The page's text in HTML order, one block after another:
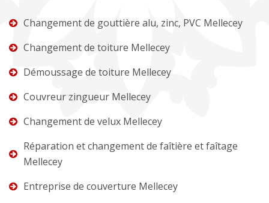
Changement de gouttière alu, zinc, PVC Mellecey
Changement de toiture Mellecey
Démoussage de toiture Mellecey
Couvreur zingueur Mellecey
Changement de velux Mellecey
Réparation et changement de faîtière et faîtage
Mellecey
Entreprise de couverture Mellecey